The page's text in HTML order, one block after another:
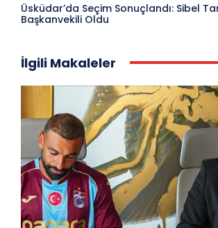
Üsküdar’da Seçim Sonuçlandı: Sibel
Başkanvekili Oldu
İlgili Makaleler